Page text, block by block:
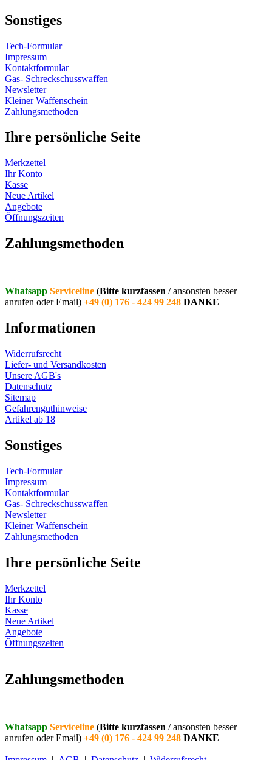
Sonstiges
Tech-Formular
Impressum
Kontaktformular
Gas- Schreckschusswaffen
Newsletter
Kleiner Waffenschein
Zahlungsmethoden
Ihre persönliche Seite
Merkzettel
Ihr Konto
Kasse
Neue Artikel
Angebote
Öffnungszeiten
Zahlungsmethoden
Whatsapp Serviceline (Bitte kurzfassen / ansonsten besser
anrufen oder Email) +49 (0) 176 - 424 99 248 DANKE
Informationen
Widerrufsrecht
Liefer- und Versandkosten
Unsere AGB's
Datenschutz
Sitemap
Gefahrenguthinweise
Artikel ab 18
Sonstiges
Tech-Formular
Impressum
Kontaktformular
Gas- Schreckschusswaffen
Newsletter
Kleiner Waffenschein
Zahlungsmethoden
Ihre persönliche Seite
Merkzettel
Ihr Konto
Kasse
Neue Artikel
Angebote
Öffnungszeiten
Zahlungsmethoden
Whatsapp Serviceline (Bitte kurzfassen / ansonsten besser
anrufen oder Email) +49 (0) 176 - 424 99 248 DANKE